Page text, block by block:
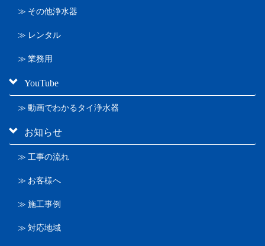
≫ その他浄水器
≫ レンタル
≫ 業務用
YouTube
≫ 動画でわかるタイ浄水器
お知らせ
≫ 工事の流れ
≫ お客様へ
≫ 施工事例
≫ 対応地域